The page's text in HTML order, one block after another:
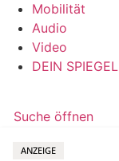
Mobilität
Audio
Video
DEIN SPIEGEL
Suche öffnen
ANZEIGE